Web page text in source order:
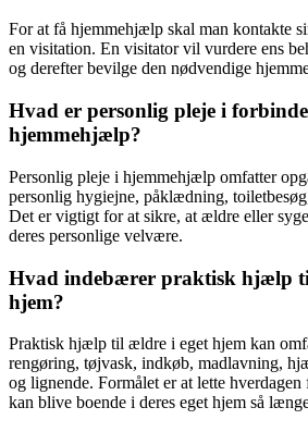
For at få hjemmehjælp skal man kontakte
en visitation. En visitator vil vurdere ens
og derefter bevilge den nødvendige
Hvad er personlig pleje i
hjemmehjælp?
Personlig pleje i hjemmehjælp omfatter
personlig hygiejne, påklædning,
Det er vigtigt for at sikre, at ældre eller
deres personlige velvære.
Hvad indebærer praktisk hjælp
hjem?
Praktisk hjælp til ældre i eget hjem kan
rengøring, tøjvask, indkøb, madlavning,
og lignende. Formålet er at lette
kan blive boende i deres eget hjem så